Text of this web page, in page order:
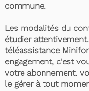
commune.
Les modalités du
étudier attentivement.
téléassistance
engagement, c'est
votre abonnement,
le gérer à tout